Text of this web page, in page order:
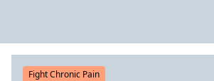
Fight Chronic Pain